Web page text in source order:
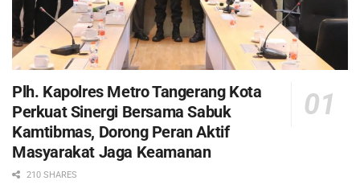
Plh. Kapolres Metro Tangerang Kota
Perkuat Sinergi Bersama Sabuk
Kamtibmas, Dorong Peran Aktif
Masyarakat Jaga Keamanan
210 SHARES